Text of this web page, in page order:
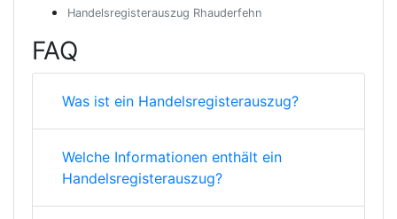
Handelsregisterauszug Rhauderfehn
FAQ
Was ist ein Handelsregisterauszug?
Welche Informationen enthält ein
Handelsregisterauszug?